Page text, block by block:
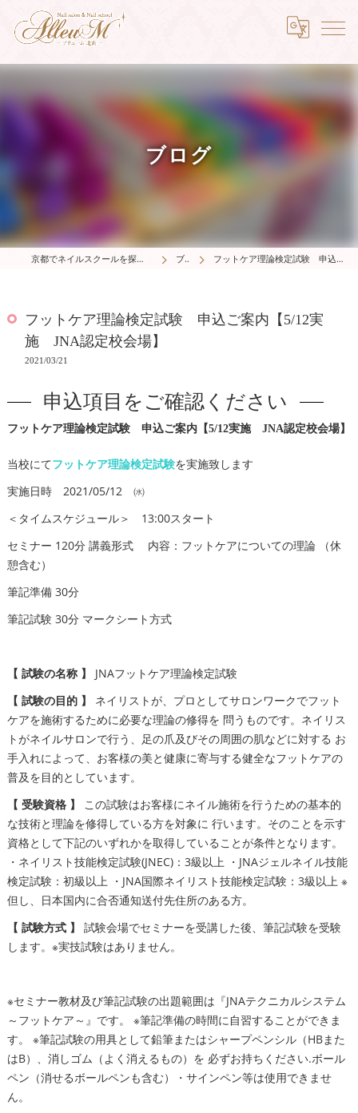
ブログ
京都でネイルスクールを探すならアリュームネイルスクール ブログ フットケア理論検定試験 申込ご案内【5/12実施 JNA認定校会場】
フットケア理論検定試験 申込ご案内【5/12実
施 JNA認定校会場】
2021/03/21
フットケア理論検定試験 申込ご案内【5/12実施 JNA認定校会場】
申込項目をご確認ください
当校にてフットケア理論検定試験を実施致します
実施日時 2021/05/12 ㈬
＜タイムスケジュール＞ 13:00スタート
セミナー 120分 講義形式 内容：フットケアについての理論 （休
憩含む）
筆記準備 30分
筆記試験 30分 マークシート方式
【 試験の名称 】
JNAフットケア理論検定試験
【 試験の目的 】
ネイリストが、プロとしてサロンワークでフット
ケアを施術するために必要な理論の修得を 問うものです。ネイリス
トがネイルサロンで行う、足の爪及びその周囲の肌などに対する お
手入れによって、お客様の美と健康に寄与する健全なフットケアの
普及を目的としています。
【 受験資格 】
この試験はお客様にネイル施術を行うための基本的
な技術と理論を修得している方を対象に 行います。そのことを示す
資格として下記のいずれかを取得していることが条件となります。
・ネイリスト技能検定試験(JNEC)：3級以上 ・JNAジェルネイル技能
検定試験：初級以上 ・JNA国際ネイリスト技能検定試験：3級以上 ※
但し、日本国内に合否通知送付先住所のある方。
【 試験方式 】
試験会場でセミナーを受講した後、筆記試験を受験
します。※実技試験はありません。
※セミナー教材及び筆記試験の出題範囲は『JNAテクニカルシステム
～フットケア～』です。 ※筆記準備の時間に自習することができま
す。 ※筆記試験の用具として鉛筆またはシャープペンシル（HBまた
はB）、消しゴム（よく消えるもの）を 必ずお持ちください.ボール
ペン（消せるボールペンも含む）・サインペン等は使用できませ
ん。